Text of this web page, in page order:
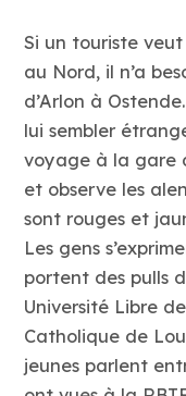
Si un touriste
au Nord, il n’a
d’Arlon à
lui sembler
voyage à la gare
et observe les
sont rouges et
Les gens
portent des pulls
Université Libre
Catholique de
jeunes parlent